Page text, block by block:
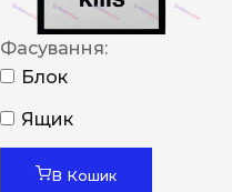
Фасування:
Блок
Ящик
В Кошик